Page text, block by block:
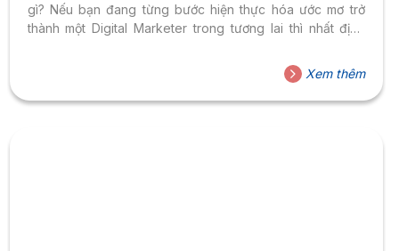
gì? Nếu bạn đang từng bước hiện thực hóa ước mơ trở
thành một Digital Marketer trong tương lai thì nhất định
Digital Marketing Digital Marketing là các hoạt động
Marketing được thực hiện trên nền tảng kỹ thuật số. Khác
với hình thức Marketing truyền thống, Digital Marketing sử
Xem thêm